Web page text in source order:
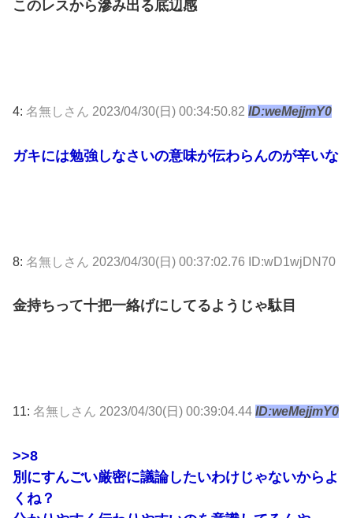
このレスから滲み出る底辺感
4: 名無しさん 2023/04/30(日) 00:34:50.82 ID:weMejjmY0
ガキには勉強しなさいの意味が伝わらんのが辛いな
8: 名無しさん 2023/04/30(日) 00:37:02.76 ID:wD1wjDN70
金持ちって十把一絡げにしてるようじゃ駄目
11: 名無しさん 2023/04/30(日) 00:39:04.44 ID:weMejjmY0
>>8
別にすんごい厳密に議論したいわけじゃないからよ
くね？